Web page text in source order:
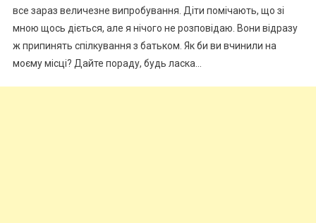
все зараз величезне випробування. Діти помічають, що зі
мною щось діється, але я нічого не розповідаю. Вони відразу
ж припинять спілкування з батьком. Як би ви вчинили на
моєму місці? Дайте пораду, будь ласка…